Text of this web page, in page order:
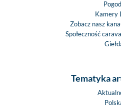
Kamery
Zobacz nasz
Społeczność
Tematyka